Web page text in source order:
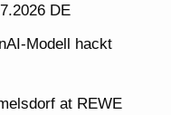
DE
Modell hackt
at REWE